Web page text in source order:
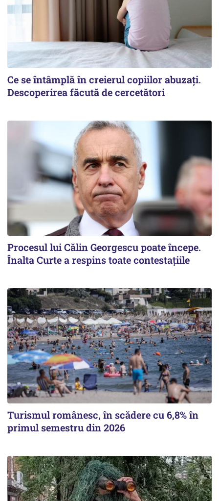
Ce se întâmplă în creierul copiilor abuzați.
Descoperirea făcută de cercetători
Procesul lui Călin Georgescu poate începe.
Înalta Curte a respins toate contestațiile
Turismul românesc, în scădere cu 6,8% în
primul semestru din 2026